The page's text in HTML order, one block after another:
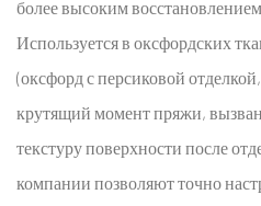
более высоким
Используется в оксфордских
(оксфорд с персиковой
крутящий момент пряжи,
текстуру поверхности после
компании позволяют точно